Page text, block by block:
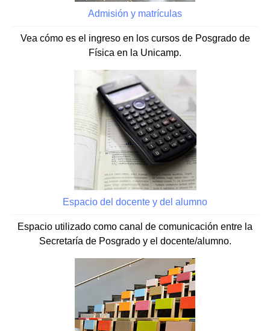
Admisión y matrículas
Vea cómo es el ingreso en los cursos de Posgrado de
Física en la Unicamp.
Espacio del docente y del alumno
Espacio utilizado como canal de comunicación entre la
Secretaría de Posgrado y el docente/alumno.